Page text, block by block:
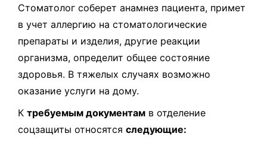
Стоматолог соберет анамнез пациента, примет
в учет аллергию на стоматологические
препараты и изделия, другие реакции
организма, определит общее состояние
здоровья. В тяжелых случаях возможно
оказание услуги на дому.
К требуемым документам в отделение
соцзащиты относятся следующие: